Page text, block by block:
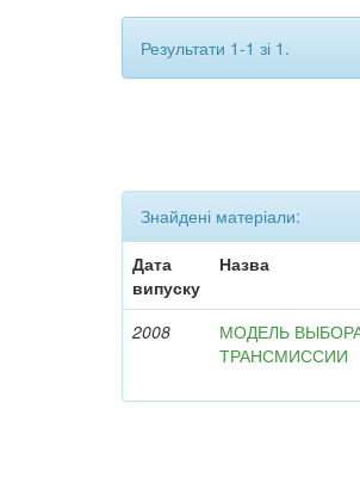
Результати 1-1 зі 1.
Знайдені матеріали:
Дата
випуску
Назва
2008
МОДЕЛЬ
ТРАНСМИССИИ